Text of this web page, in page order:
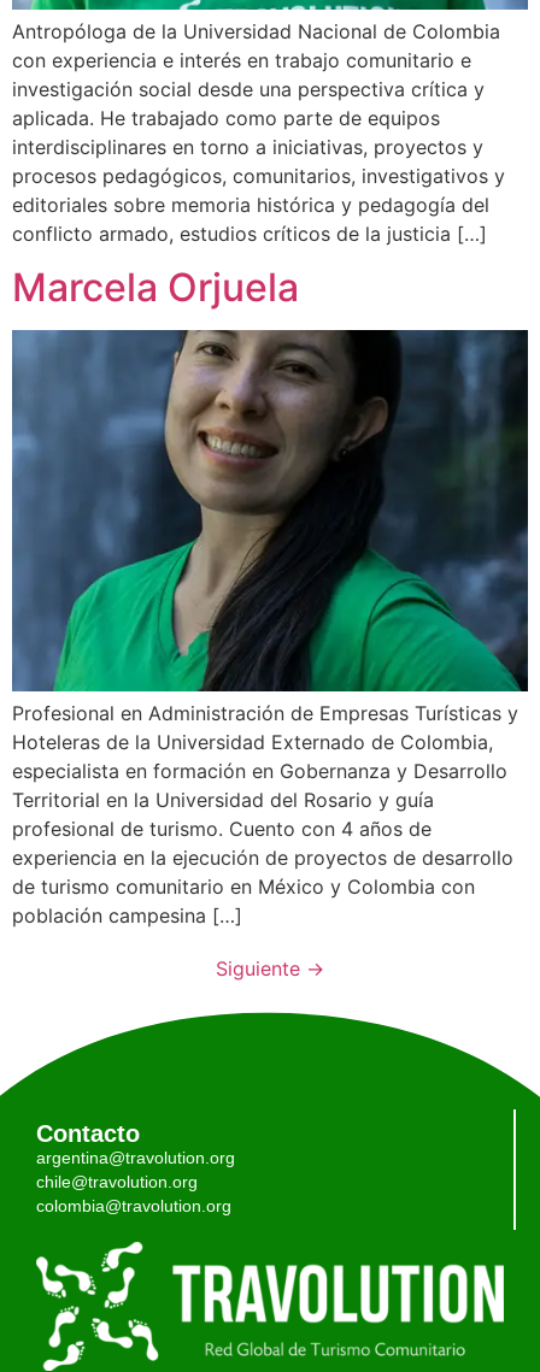
Antropóloga de la Universidad Nacional de Colombia
con experiencia e interés en trabajo comunitario e
investigación social desde una perspectiva crítica y
aplicada. He trabajado como parte de equipos
interdisciplinares en torno a iniciativas, proyectos y
procesos pedagógicos, comunitarios, investigativos y
editoriales sobre memoria histórica y pedagogía del
conflicto armado, estudios críticos de la justicia […]
Marcela Orjuela
Profesional en Administración de Empresas Turísticas y
Hoteleras de la Universidad Externado de Colombia,
especialista en formación en Gobernanza y Desarrollo
Territorial en la Universidad del Rosario y guía
profesional de turismo. Cuento con 4 años de
experiencia en la ejecución de proyectos de desarrollo
de turismo comunitario en México y Colombia con
población campesina […]
Siguiente →
Contacto
argentina@travolution.org
chile@travolution.org
colombia@travolution.org